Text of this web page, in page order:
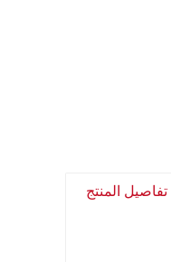
تفاصيل المنتج